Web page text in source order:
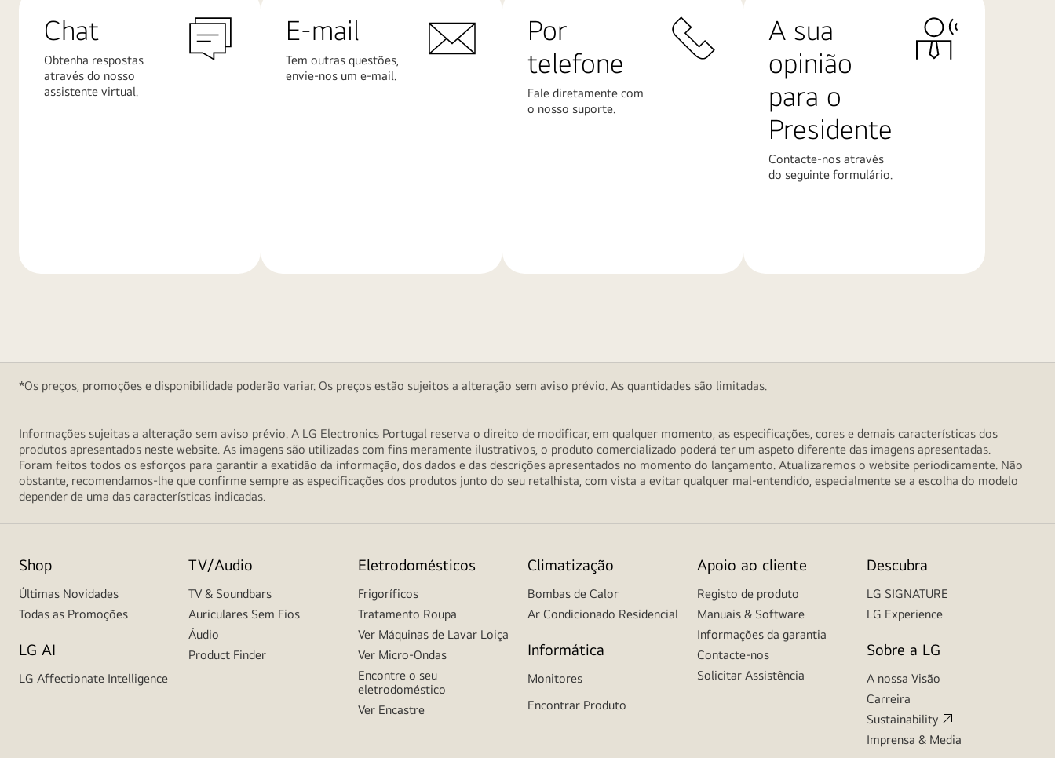
Chat
Obtenha respostas
através do nosso
assistente virtual.
E-mail
Tem outras questões,
envie-nos um e-mail.
Por
telefone
Fale diretamente com
o nosso suporte.
A sua
opinião
para o
Presidente
Contacte-nos através
do seguinte formulário.
*Os preços, promoções e disponibilidade poderão variar. Os preços estão sujeitos a alteração sem aviso prévio. As quantidades são limitadas.
Informações sujeitas a alteração sem aviso prévio. A LG Electronics Portugal reserva o direito de modificar, em qualquer momento, as especificações, cores e demais características dos
produtos apresentados neste website. As imagens são utilizadas com fins meramente ilustrativos, o produto comercializado poderá ter um aspeto diferente das imagens apresentadas.
Foram feitos todos os esforços para garantir a exatidão da informação, dos dados e das descrições apresentados no momento do lançamento. Atualizaremos o website periodicamente. Não
obstante, recomendamos-lhe que confirme sempre as especificações dos produtos junto do seu retalhista, com vista a evitar qualquer mal-entendido, especialmente se a escolha do modelo
depender de uma das características indicadas.
Shop
Últimas Novidades
Todas as Promoções
LG AI
LG Affectionate Intelligence
TV/Audio
TV & Soundbars
Auriculares Sem Fios
Áudio
Product Finder
Eletrodomésticos
Frigoríficos
Tratamento Roupa
Ver Máquinas de Lavar Loiça
Ver Micro-Ondas
Encontre o seu
eletrodoméstico
Ver Encastre
Climatização
Bombas de Calor
Ar Condicionado Residencial
Informática
Monitores
Encontrar Produto
Apoio ao cliente
Registo de produto
Manuais & Software
Informações da garantia
Contacte-nos
Solicitar Assistência
Descubra
LG SIGNATURE
LG Experience
Sobre a LG
A nossa Visão
Carreira
Sustainability
Imprensa & Media